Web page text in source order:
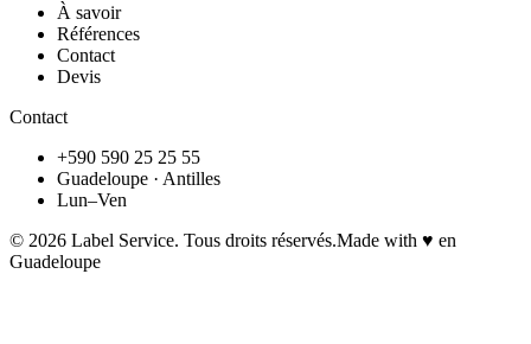
À savoir
Références
Contact
Devis
Contact
+590 590 25 25 55
Guadeloupe · Antilles
Lun–Ven
© 2026 Label Service. Tous droits réservés.Made with ♥ en
Guadeloupe